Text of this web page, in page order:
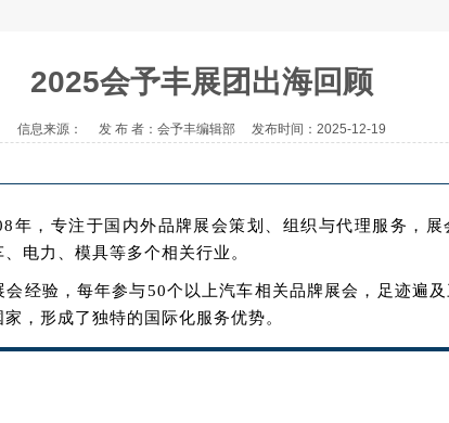
2025会予丰展团出海回顾
信息来源： 发 布 者：会予丰编辑部发布时间：2025-12-19
年，专注于国内外品牌展会策划、组织与代理服务，
电力、模具等多个相关行业。
经验，每年参与50个以上汽车相关品牌展会，足迹遍
，形成了独特的国际化服务优势。